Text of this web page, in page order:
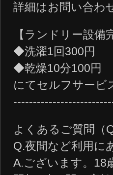
詳細はお問い合わ
【ランドリー設備
◆洗濯1回300円
◆乾燥10分100円
にてセルフサービ
よくあるご質問（
Q.夜間など利用に
A.ございます。18